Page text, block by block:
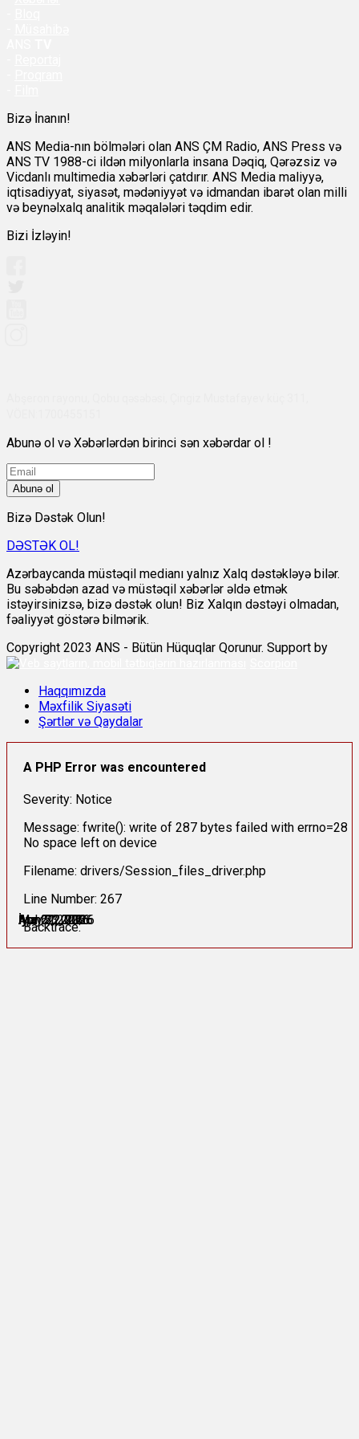
Apr 21, 2026
Apr 22, 2026
May 22, 2026
İyun 5, 2026
İyun 23, 2026
İyul 6, 2026
Bizə İnanın!
ANS Media-nın bölmələri olan ANS ÇM Radio, ANS Press və
ANS TV 1988-ci ildən milyonlarla insana Dəqiq, Qərəzsiz və
Vicdanlı multimedia xəbərləri çatdırır. ANS Media maliyyə,
iqtisadiyyat, siyasət, mədəniyyət və idmandan ibarət olan milli
və beynəlxalq analitik məqalələri təqdim edir.
Bizi İzləyin!
Abunə ol və Xəbərlərdən birinci sən xəbərdar ol !
Abunə ol
Bizə Dəstək Olun!
DƏSTƏK OL!
Azərbaycanda müstəqil medianı yalnız Xalq dəstəkləyə bilər.
Bu səbəbdən azad və müstəqil xəbərlər əldə etmək
istəyirsinizsə, bizə dəstək olun! Biz Xalqın dəstəyi olmadan,
fəaliyyət göstərə bilmərik.
Copyright 2023 ANS - Bütün Hüquqlar Qorunur. Support by
Haqqımızda
Məxfilik Siyasəti
Şərtlər və Qaydalar
A PHP Error was encountered
Severity: Notice
Message: fwrite(): write of 287 bytes failed with errno=28
No space left on device
Filename: drivers/Session_files_driver.php
Line Number: 267
Backtrace: